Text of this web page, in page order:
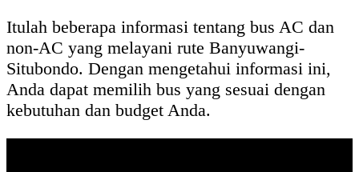
Itulah beberapa informasi tentang bus AC dan
non-AC yang melayani rute Banyuwangi-
Situbondo. Dengan mengetahui informasi ini,
Anda dapat memilih bus yang sesuai dengan
kebutuhan dan budget Anda.